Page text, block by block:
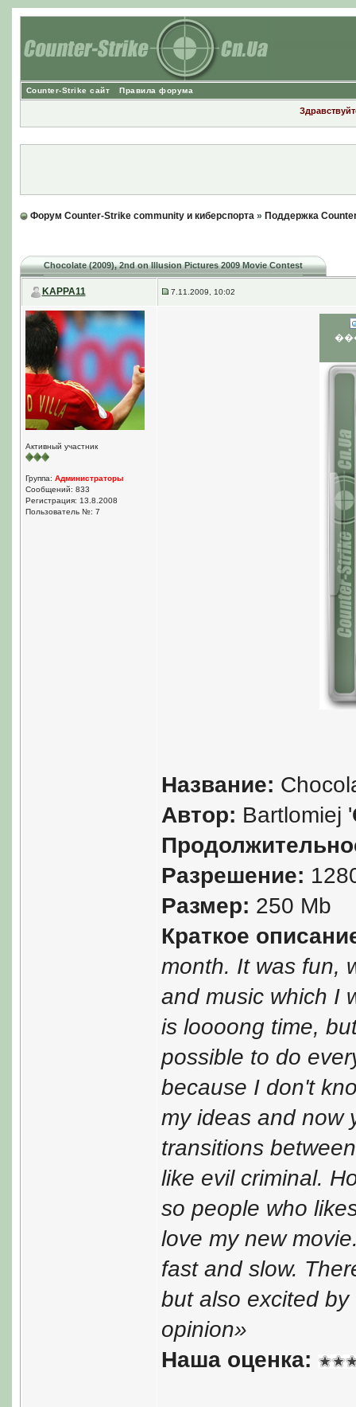
Counter-Strike сайт Правила форума
Форум Counter-Strike community и киберспорта» Поддержка
Chocolate (2009), 2nd on Illusion Pictures 2009 Movie Contest
KAPPA11 7.11.2009, 10:02
Активный участник
Группа: Администраторы
Сообщений: 833
Регистрация: 13.8.2008
Пользователь №: 7
Название:
Автор: Bartlomiej '
Разрешение:
Размер: 250 Mb
Краткое
month. It was fun,
and music which I
is loooong time,
possible to do
because I don't
my ideas and now
transitions
like evil criminal.
so people who
love my new
fast and slow.
but also excited
opinion»
Наша оценка: